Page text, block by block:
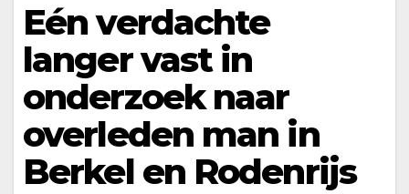
Eén verdachte
langer vast in
onderzoek naar
overleden man in
Berkel en Rodenrijs